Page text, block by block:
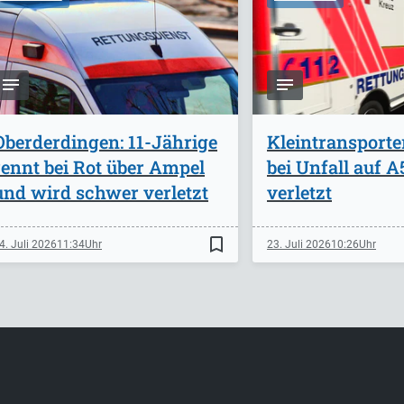
11-Jährige
bei Rot über Ampel
wird schwer verletzt
Juli 202611:34 bookmark_border
bei Unfall auf
verletzt
23. Juli 202610:26